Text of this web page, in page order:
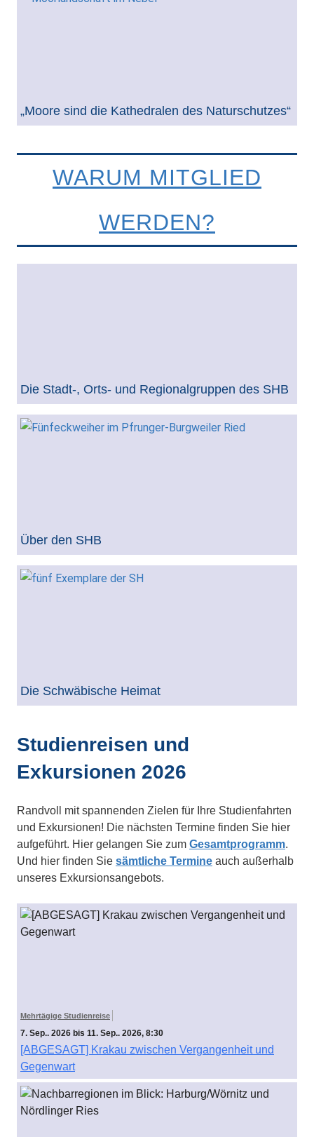
„Moore sind die Kathedralen des Naturschutzes“
WARUM MITGLIED
WERDEN?
Die Stadt-, Orts- und Regionalgruppen des SHB
Über den SHB
Die Schwäbische Heimat
Studienreisen und
Exkursionen 2026
Randvoll mit spannenden Zielen für Ihre Studienfahrten
und Exkursionen! Die nächsten Termine finden Sie hier
aufgeführt. Hier gelangen Sie zum Gesamtprogramm.
Und hier finden Sie sämtliche Termine auch außerhalb
unseres Exkursionsangebots.
Mehrtägige Studienreise
7. Sep.. 2026 bis 11. Sep.. 2026, 8:30
[ABGESAGT] Krakau zwischen Vergangenheit und
Gegenwart